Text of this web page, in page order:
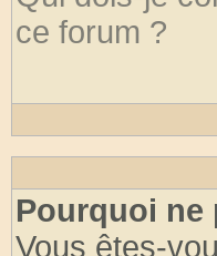
ce forum ?
Pourquoi ne
Vous êtes-